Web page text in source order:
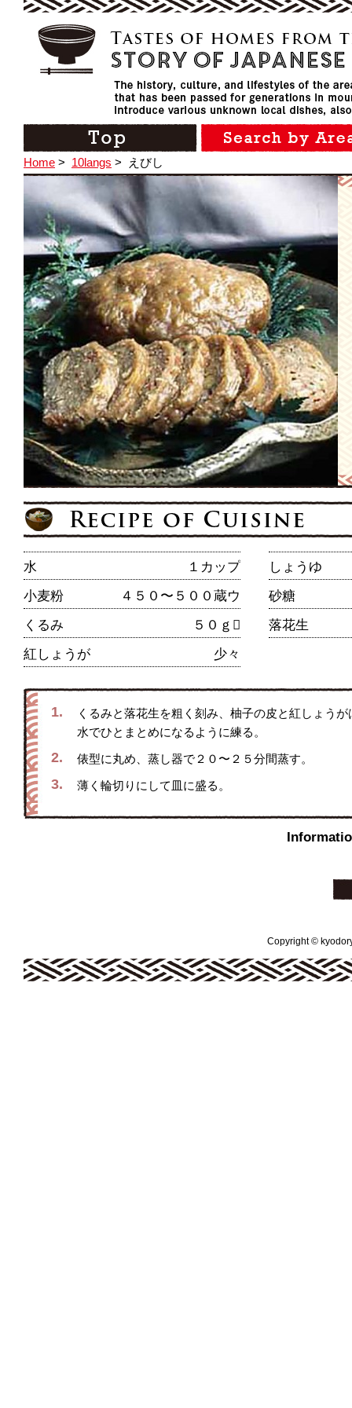
Home > 10langs > えびし
水 １カップ
しょうゆ
小麦粉
４５０〜５００蔵ウ
砂糖
くるみ
５０ｇ
落花生
紅しょうが
少々
1.
くるみと落花生を粗く刻み、柚子の皮と紅しょう
水でひとまとめになるように練る。
2. 俵型に丸め、蒸し器で２０〜２５分間蒸す。
3. 薄く輪切りにして皿に盛る。
Copyright ©